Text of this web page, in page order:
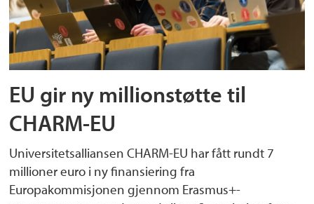
EU gir ny millionstøtte til
CHARM-EU
Universitetsalliansen CHARM-EU har fått rundt 7
millioner euro i ny finansiering fra
Europakommisjonen gjennom Erasmus+-